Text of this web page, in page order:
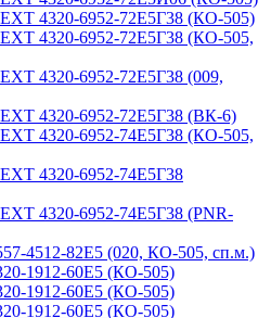
4320-6952-72Е5Г38 (КО-505)
4320-6952-72Е5Г38 (КО-505,
4320-6952-72Е5Г38 (009,
4320-6952-72Е5Г38 (ВК-6)
4320-6952-74Е5Г38 (КО-505,
4320-6952-74Е5Г38
4320-6952-74Е5Г38 (PNR-
4512-82Е5 (020, КО-505, сп.м.)
1912-60Е5 (КО-505)
1912-60E5 (КО-505)
1912-60Е5 (КО-505)